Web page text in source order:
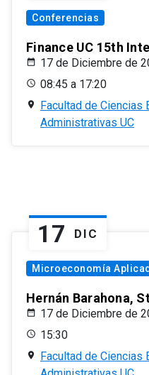
Conferencias
Finance UC 15th
17 de Diciembre de
08:45 a 17:20
Facultad de Ciencias
Administrativas UC
17 DIC
Microeconomía
Hernán Barahona,
17 de Diciembre de
15:30
Facultad de Ciencias